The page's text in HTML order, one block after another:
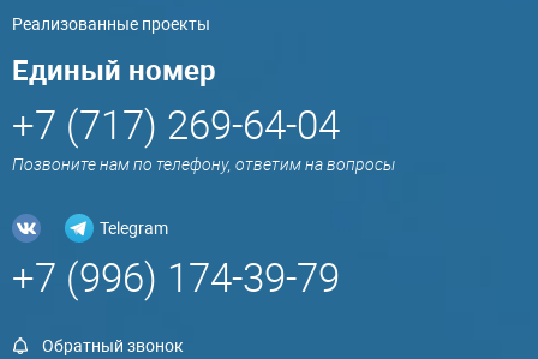
Реализованные проекты
Единый номер
+7 (717) 269-64-04
Позвоните нам по телефону, ответим на вопросы
Telegram
+7 (996) 174-39-79
Обратный звонок